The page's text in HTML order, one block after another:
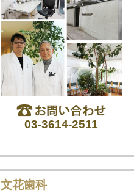
03-3614-2511
文花歯科